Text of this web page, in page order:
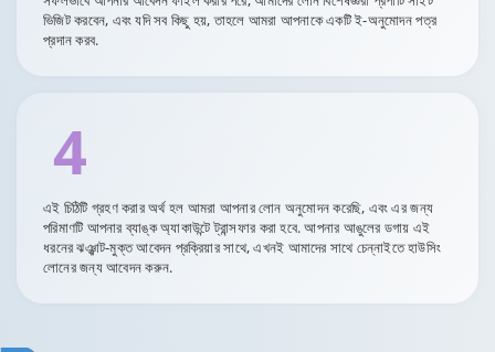
ভিজিট করবেন, এবং যদি সব কিছু হয়, তাহলে আমরা আপনাকে একটি ই-অনুমোদন পত্র
প্রদান করব.
4
এই চিঠিটি গ্রহণ করার অর্থ হল আমরা আপনার লোন অনুমোদন করেছি, এবং এর জন্য
পরিমাণটি আপনার ব্যাঙ্ক অ্যাকাউন্টে ট্রান্সফার করা হবে. আপনার আঙুলের ডগায় এই
ধরনের ঝঞ্ঝাট-মুক্ত আবেদন প্রক্রিয়ার সাথে, এখনই আমাদের সাথে চেন্নাইতে হাউসিং
লোনের জন্য আবেদন করুন.